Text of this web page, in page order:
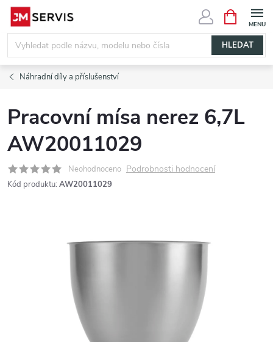
Přejít
obsah
HLEDAT
NÁKUPNÍ
KOŠÍK
Náhradní díly a příslušenství
Pracovní mísa nerez 6,7L
AW20011029
Neohodnoceno Podrobnosti hodnocení
Kód produktu: AW20011029